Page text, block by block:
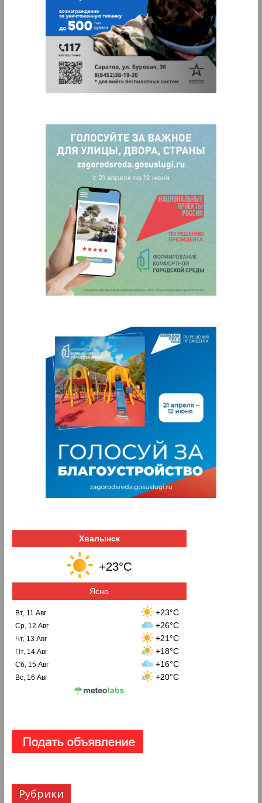
Хвалынск
+23°C
Ясно
Вт, 11 Авг +23°C
Ср, 12 Авг +26°C
Чт, 13 Авг +21°C
Пт, 14 Авг +18°C
Сб, 15 Авг +16°C
Вс, 16 Авг +20°C
Рубрики